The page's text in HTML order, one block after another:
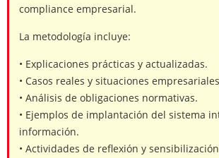
compliance empresarial.
La metodología incluye:
• Explicaciones prácticas y actualizadas.
• Casos reales y situaciones
• Análisis de obligaciones normativas.
• Ejemplos de implantación del sistema
información.
• Actividades de reflexión y